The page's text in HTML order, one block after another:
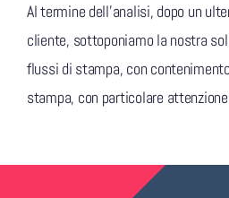
Al termine dell’analisi, dopo un
cliente, sottoponiamo la nostra
flussi di stampa, con
stampa, con particolare